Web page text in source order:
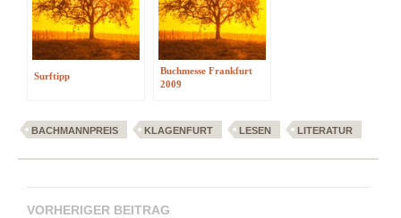
Surftipp
Buchmesse Frankfurt
2009
BACHMANNPREIS KLAGENFURT LESEN LITERATUR
Beitragsnavigation
VORHERIGER BEITRAG